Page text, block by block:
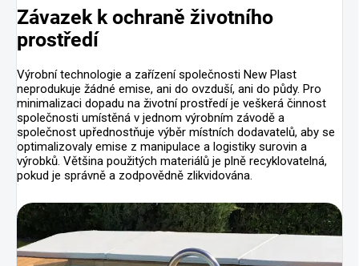
Závazek k ochraně životního
prostředí
Výrobní technologie a zařízení společnosti New Plast
neprodukuje žádné emise, ani do ovzduší, ani do půdy. Pro
minimalizaci dopadu na životní prostředí je veškerá činnost
společnosti umístěná v jednom výrobním závodě a
společnost upřednostňuje výběr místních dodavatelů, aby se
optimalizovaly emise z manipulace a logistiky surovin a
výrobků. Většina použitých materiálů je plně recyklovatelná,
pokud je správně a zodpovědně zlikvidována.